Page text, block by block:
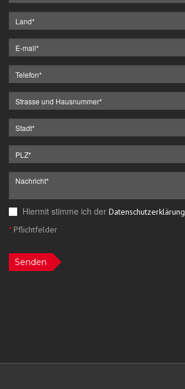
Hiermit stimme ich der Datenschutzerklärung
*Pflichtfelder
Senden